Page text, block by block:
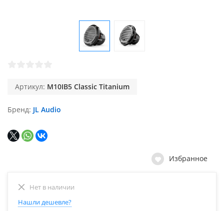
Артикул: M10IB5 Classic Titanium
Бренд JL Audio
Избранное
Нет в наличии
Нашли дешевле?